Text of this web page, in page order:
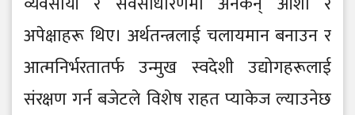
अपेक्षाहरू थिए। अर्थतन्त्रलाई चलायमान बनाउन र
आत्मनिर्भरतातर्फ उन्मुख स्वदेशी उद्योगहरूलाई
संरक्षण गर्न बजेटले विशेष राहत प्याकेज ल्याउनेछ